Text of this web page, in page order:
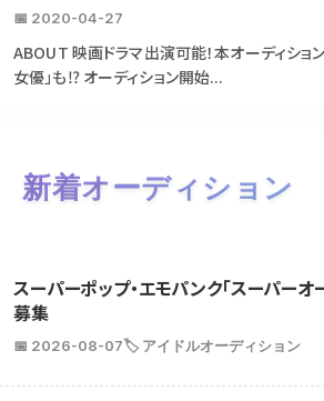
📅 2020-04-27
ABOUT 映画ドラマ出演可能！本オーディショ
女優」も⁉ オーディション開始...
新着オーディション
スーパーポップ・エモパンク「スーパーオ
募集
📅 2026-08-07🏷️ アイドルオーディション